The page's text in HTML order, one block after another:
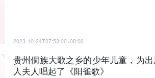
2023-10-24T07:53:00+08:00
贵州侗族大歌之乡的少年儿童，为
人夫人唱起了《阳雀歌》